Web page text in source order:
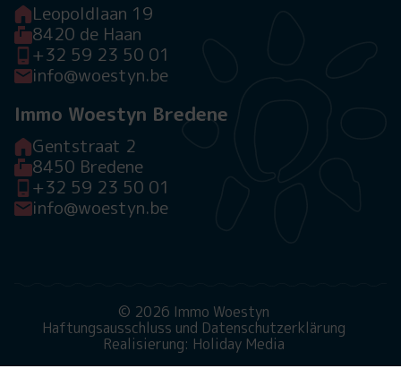
Leopoldlaan 19
8420 de Haan
+32 59 23 50 01
info@woestyn.be
Immo Woestyn Bredene
Gentstraat 2
8450 Bredene
+32 59 23 50 01
info@woestyn.be
© 2026 Immo Woestyn
Haftungsausschluss und Datenschutzerklärung
Realisierung: Holiday Media